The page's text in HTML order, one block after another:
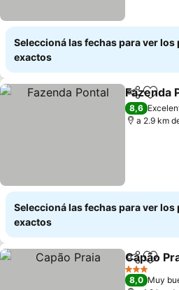
Seleccioná las fechas para ver los
exactos
Compartir
Fazenda
8,6
a 2.9 km
Seleccioná las fechas para ver los
exactos
Compartir
Capão
3 Estrellas
8,0 Muy